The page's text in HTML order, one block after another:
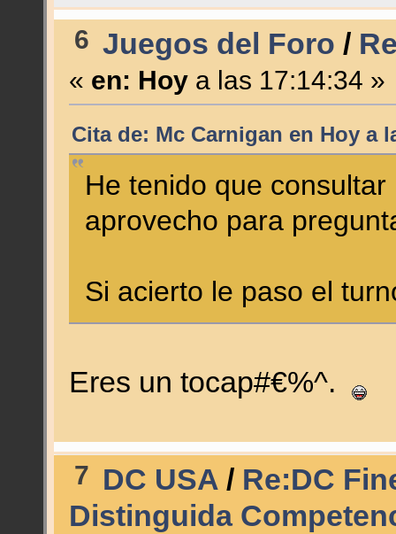
6 Juegos del Foro /
« en: Hoya las 17:14:34 »
Cita de: Mc Carnigan en Hoya
He tenido que
aprovecho para
Si acierto le paso el
Eres un tocap#€%^.
7 DC USA / Re:DC
Distinguida